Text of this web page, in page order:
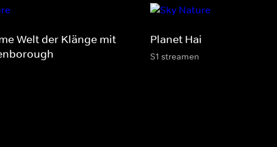
Welt der Klänge mit
Planet Hai
S1 streamen